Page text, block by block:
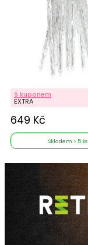
S kuponem
EXTRA
649 Kč
Skladem > 5 ks